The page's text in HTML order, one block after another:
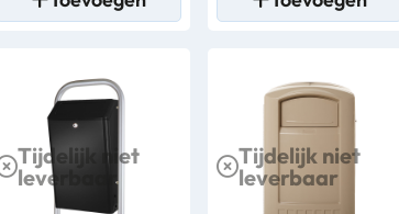
Tijdelijk niet
leverbaar
Tijdelijk niet
leverbaar